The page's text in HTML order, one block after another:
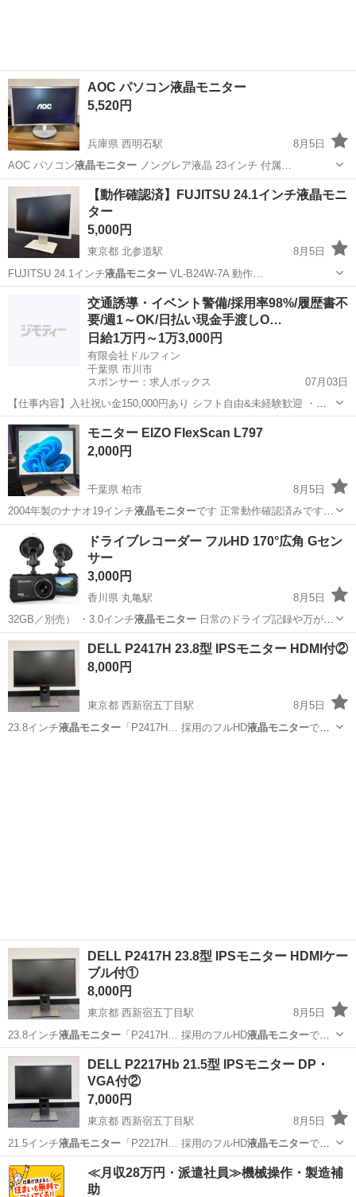
AOC パソコン液晶モニター
5,520円
兵庫県 西明石駅
8月5日
AOC パソコン液晶モニターノングレア液晶 23インチ 付属…
兵庫 明石市 西明石駅 テレビ
【動作確認済】FUJITSU 24.1インチ液晶モニ
ター
5,000円
東京都 北参道駅
8月5日
FUJITSU 24.1インチ液晶モニター VL-B24W-7A 動作…
北参道駅 周辺機器
交通誘導・イベント警備/採用率98%/履歴書不
要/週1～OK/日払い現金手渡しO…
日給1万円～1万3,000円
有限会社ドルフィン
千葉県 市川市
スポンサー：求人ボックス
07月03日
【仕事内容】入社祝い金150,000円あり シフト自由&未経験歓迎
・直
行直帰OK ・一部車・自転車・バイク通勤OK ・週1～OK ・日払い・
週払いOK、現金手渡しも可能です! <仕事内容> 建築・土木工事現場
で...
アルバイト・パート
モニター EIZO FlexScan L797
2,000円
千葉県 柏市
8月5日
2004年製のナナオ19インチ液晶モニターです 正常動作確認済みです
画…千葉 周辺機器 モニター
ドライブレコーダー フルHD 170°広角 Gセン
サー
3,000円
香川県 丸亀駅
8月5日
32GB／別売） ・3.0インチ液晶モニター日常のドライブ記録や万が
一…
香川 丸亀市 丸亀駅 セーフティ、チャイルドシート
DELL P2417H 23.8型 IPSモニター HDMI付②
8,000円
東京都 西新宿五丁目駅
8月5日
23.8インチ液晶モニター「P2417H… 採用のフルHD液晶モニターで、
DELL P2417H 23.8型 IPSモニター HDMIケー
ブル付①
8,000円
東京都 西新宿五丁目駅
8月5日
23.8インチ液晶モニター「P2417H… 採用のフルHD液晶モニターで、
高さ調整・…
東京 渋谷区 周辺機器 DELL
DELL P2217Hb 21.5型 IPSモニター DP・
VGA付②
7,000円
東京都 西新宿五丁目駅
8月5日
21.5インチ液晶モニター「P2217H… 採用のフルHD液晶モニターで、
高さ調整・…
東京 渋谷区 西新宿五丁目駅 周辺機器 DELL
≪月収28万円・派遣社員≫機械操作・製造補
助